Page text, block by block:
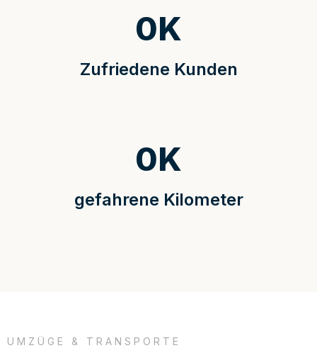
Zufriedene Kunden
0K
gefahrene Kilometer
0K
UMZÜGE & TRANSPORTE